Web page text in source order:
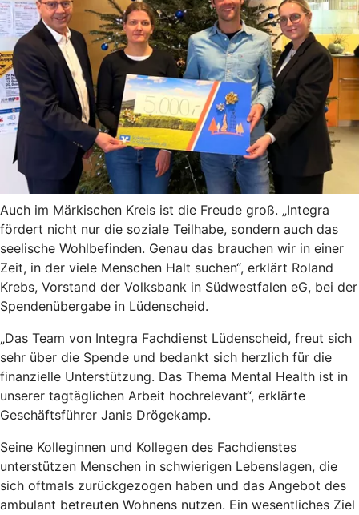
Auch im Märkischen Kreis ist die Freude groß. „Integra
fördert nicht nur die soziale Teilhabe, sondern auch das
seelische Wohlbefinden. Genau das brauchen wir in einer
Zeit, in der viele Menschen Halt suchen“, erklärt Roland
Krebs, Vorstand der Volksbank in Südwestfalen eG, bei der
Spendenübergabe in Lüdenscheid.
„Das Team von Integra Fachdienst Lüdenscheid, freut sich
sehr über die Spende und bedankt sich herzlich für die
finanzielle Unterstützung. Das Thema Mental Health ist in
unserer tagtäglichen Arbeit hochrelevant“, erklärte
Geschäftsführer Janis Drögekamp.
Seine Kolleginnen und Kollegen des Fachdienstes
unterstützen Menschen in schwierigen Lebenslagen, die
sich oftmals zurückgezogen haben und das Angebot des
ambulant betreuten Wohnens nutzen. Ein wesentliches Ziel